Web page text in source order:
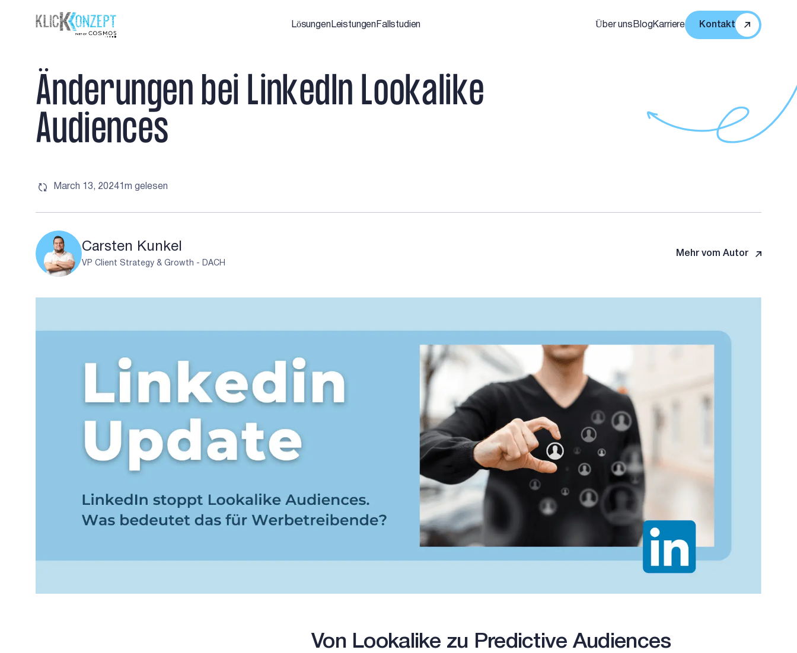
Lösungen Leistungen Fallstudien Über uns Blog Karriere Kontakt
Änderungenbei LinkedIn Lookalike
Audiences
March 13, 20241m gelesen
Carsten Kunkel
VP Client Strategy & Growth - DACH
Mehr vom Autor
Von Lookalike zu Predictive Audiences